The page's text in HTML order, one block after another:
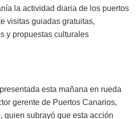
la actividad diaria de los puertos
visitas guiadas gratuitas,
y propuestas culturales
esta mañana en rueda
gerente de Puertos Canarios,
quien subrayó que esta acción